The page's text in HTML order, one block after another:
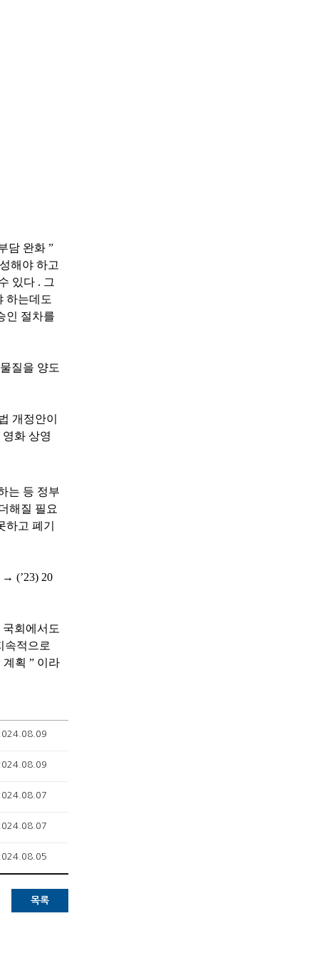
담 완화 ”
해야 하고
있다 . 그
하는데도
인 절차를
질을 양도
개정안이
영화 상영
는 등 정부
해질 필요
하고 폐기
→ (’23) 20
회에서도
속적으로
계획 ” 이라
목록